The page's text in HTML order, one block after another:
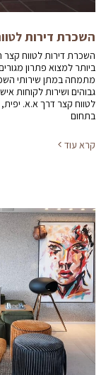
השכרת דירות לטווח קצר
השכרת דירות לטווח קצר
ביותר למצוא פתרון
מתמחה במתן שירותי
גבוהים ושירות לקוחות
לטווח קצר דרך א.א. יפית,
בתחום
קרא עוד